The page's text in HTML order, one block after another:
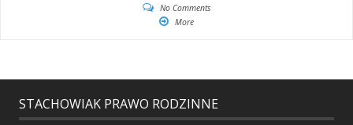
No Comments
More
STACHOWIAK PRAWO RODZINNE